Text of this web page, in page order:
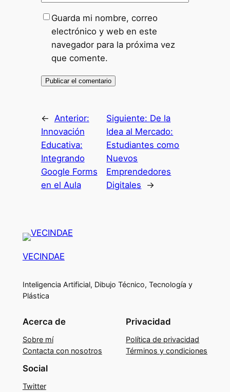
Guarda mi nombre, correo
electrónico y web en este
navegador para la próxima vez
que comente.
←
Anterior:
Innovación
Educativa:
Integrando
Google Forms
en el Aula
Siguiente: De la
Idea al Mercado:
Estudiantes como
Nuevos
Emprendedores
Digitales
→
VECINDAE
Inteligencia Artificial, Dibujo Técnico, Tecnología y
Plástica
Acerca de
Sobre mí
Contacta con nosotros
Privacidad
Política de privacidad
Términos y condiciones
Social
Twitter